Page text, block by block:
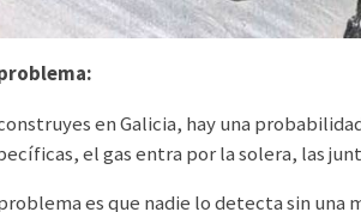
en Galicia, hay una
el gas entra por la solera, las
es que nadie lo detecta sin una